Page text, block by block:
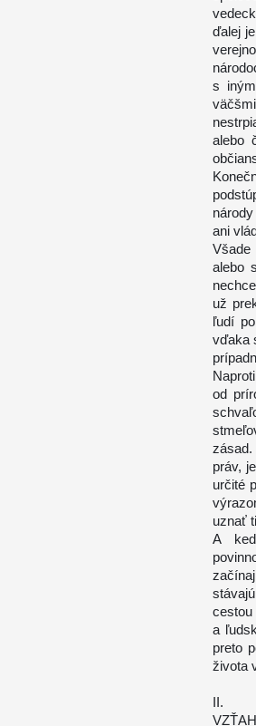
ďalej
s
alebo
ani
Všade
alebo
už
ľudí
vďaka
od
práv,
určité
uznať
A
cestou
a
preto
života
II.